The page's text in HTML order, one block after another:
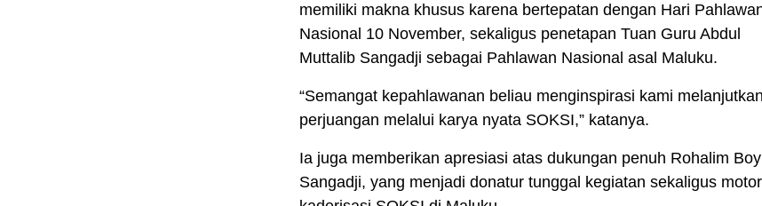
memiliki makna khusus karena bertepatan dengan Hari
Nasional 10 November, sekaligus penetapan Tuan Guru Abdul
Muttalib Sangadji sebagai Pahlawan Nasional asal Maluku.
“Semangat kepahlawanan beliau menginspirasi kami melanjutkan
perjuangan melalui karya nyata SOKSI,” katanya.
Ia juga memberikan apresiasi atas dukungan penuh Rohalim Boy
Sangadji, yang menjadi donatur tunggal kegiatan sekaligus motor